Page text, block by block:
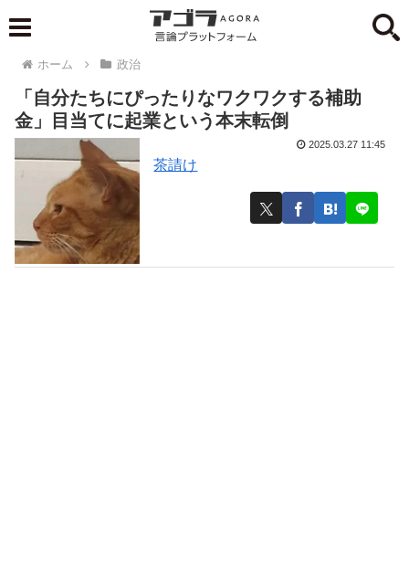
ホーム 政治
「自分たちにぴったりなワクワクする補助
金」目当てに起業という本末転倒
茶請け
2025.03.27 11:45